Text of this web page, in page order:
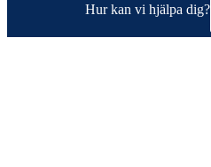
Hur kan vi hjälpa dig?